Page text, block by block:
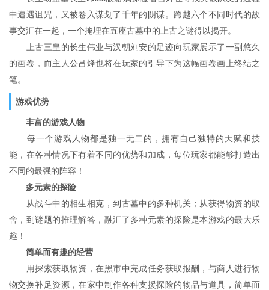
中遭遇诅咒，又被卷入谋划了千年的阴谋。跨越六个不同时代的故
事交汇在一起，一个掩埋在五座古墓中的上古之谜得以揭开。
上古三皇的长生伟业与汉朝刘安的足迹向玩家展示了一副悠久
的画卷，而主人公吕烽也将在玩家的引导下为这幅画卷画上终结之
笔。
游戏优势
丰富的游戏人物
每一个游戏人物都是独一无二的，拥有自己独特的天赋和技
能，在各种情况下有着不同的优势和加成，每位玩家都能够打造出
不同的最强的阵容！
多元素的探险
从战斗中的相生相克，到古墓中的多种机关；从获得物资的取
舍，到谜题的推理解答，融汇了多种元素的探险是本游戏的最大乐
趣！
简单而有趣的经营
用探索获取物资，在黑市中完成任务获取报酬，与商人进行物
物交换补足资源，在家中制作各种支援探险的物品与道具，简单而